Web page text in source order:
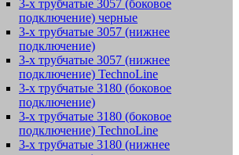
3-х трубчатые 3057 (боковое
подключение) черные
3-х трубчатые 3057 (нижнее
подключение)
3-х трубчатые 3057 (нижнее
подключение) TechnoLine
3-х трубчатые 3180 (боковое
подключение)
3-х трубчатые 3180 (боковое
подключение) TechnoLine
3-х трубчатые 3180 (нижнее